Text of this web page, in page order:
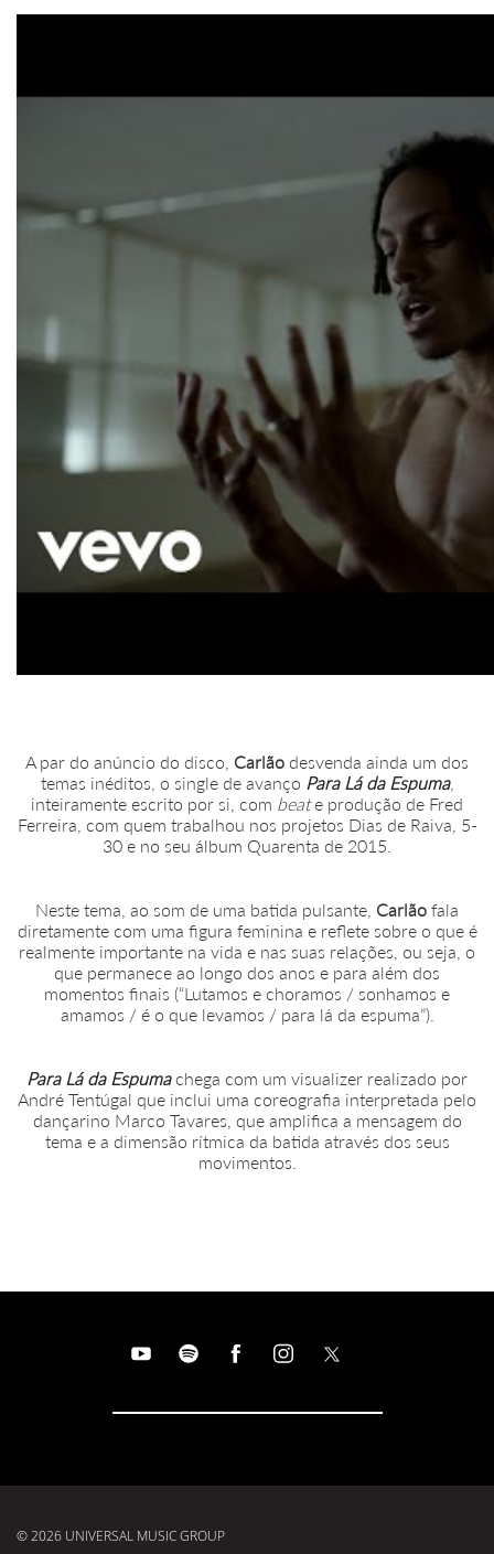
A par do anúncio do disco, Carlão desvenda ainda um dos
temas inéditos, o single de avanço Para Lá da Espuma,
inteiramente escrito por si, com beate produção de Fred
Ferreira, com quem trabalhou nos projetos Dias de Raiva, 5-
30 e no seu álbum Quarenta de 2015.
Neste tema, ao som de uma batida pulsante, Carlão fala
diretamente com uma figura feminina e reflete sobre o que é
realmente importante na vida e nas suas relações, ou seja, o
que permanece ao longo dos anos e para além dos
momentos finais (“Lutamos e choramos / sonhamos e
amamos / é o que levamos / para lá da espuma”).
Para Lá da Espumachega com um visualizer realizado por
André Tentúgal que inclui uma coreografia interpretada pelo
dançarino Marco Tavares, que amplifica a mensagem do
tema e a dimensão rítmica da batida através dos seus
movimentos.
© 2026 UNIVERSAL MUSIC GROUP